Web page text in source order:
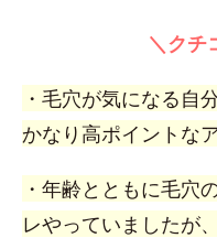
＼クチ
・毛穴が気になる自
かなり高ポイントな
・年齢とともに毛穴
レやっていましたが